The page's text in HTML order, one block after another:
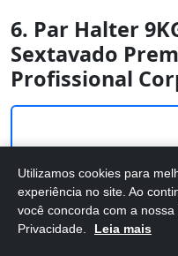
6. Par Halter
Sextavado
Profissional
Utilizamos cookies para
experiência no site. Ao
você concorda com a
Privacidade.
Leia mais